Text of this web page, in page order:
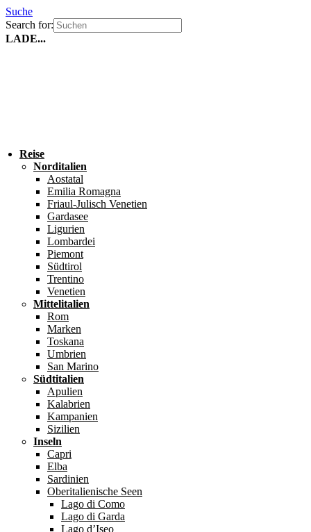
Suche
Search for:
LADE...
Reise
Norditalien
Aostatal
Emilia Romagna
Friaul-Julisch Venetien
Gardasee
Ligurien
Lombardei
Piemont
Südtirol
Trentino
Venetien
Mittelitalien
Rom
Marken
Toskana
Umbrien
San Marino
Südtitalien
Apulien
Kalabrien
Kampanien
Sizilien
Inseln
Capri
Elba
Sardinien
Oberitalienische Seen
Lago di Como
Lago di Garda
Lago d’Iseo